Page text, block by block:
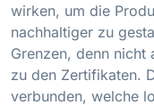
wirken, um die
nachhaltiger zu
Grenzen, denn nicht
zu den Zertifikaten.
verbunden, welche